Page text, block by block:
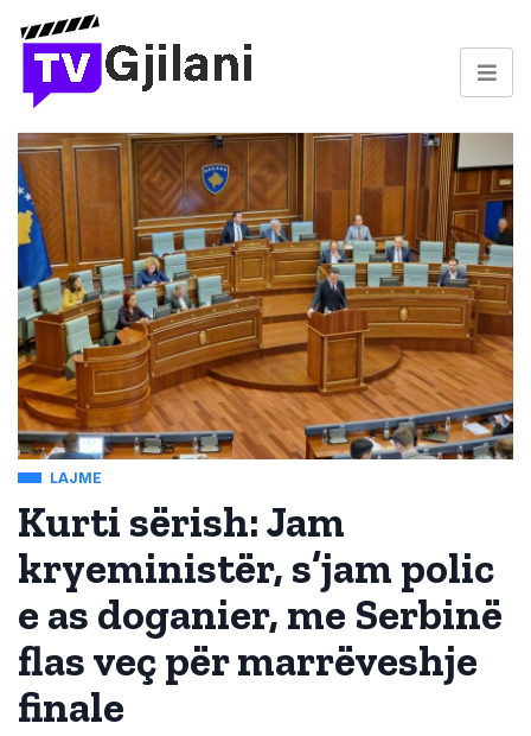
LAJME
Kurti sërish: Jam
kryeministër, s’jam polic
e as doganier, me Serbinë
flas veç për marrëveshje
finale